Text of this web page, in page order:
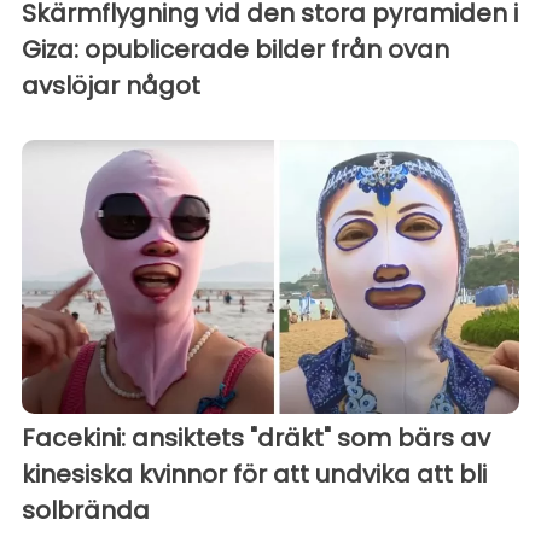
Skärmflygning vid den stora pyramiden i
Giza: opublicerade bilder från ovan
avslöjar något
Facekini: ansiktets "dräkt" som bärs av
kinesiska kvinnor för att undvika att bli
solbrända